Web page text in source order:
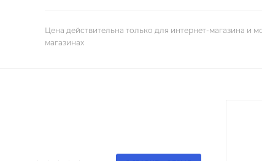
Цена действительна только для интернет-магазина и
магазинах